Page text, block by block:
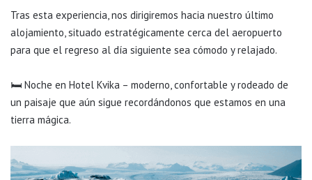
Tras esta experiencia, nos dirigiremos hacia nuestro último
alojamiento, situado estratégicamente cerca del aeropuerto
para que el regreso al día siguiente sea cómodo y relajado.
🛏️ Noche en Hotel Kvika – moderno, confortable y rodeado de
un paisaje que aún sigue recordándonos que estamos en una
tierra mágica.